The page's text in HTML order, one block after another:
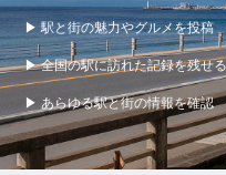
▶ 駅と街の魅力やグルメを投稿
▶ 全国の駅に訪れた記録を残せる
▶ あらゆる駅と街の情報を確認